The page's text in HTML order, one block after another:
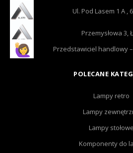
Ul. Pod Lasem 1 A ,
Przemysłowa 3,
Przedstawiciel handlowy –
POLECANE
Lampy retro
Lampy
Lampy stołowe
Komponenty do